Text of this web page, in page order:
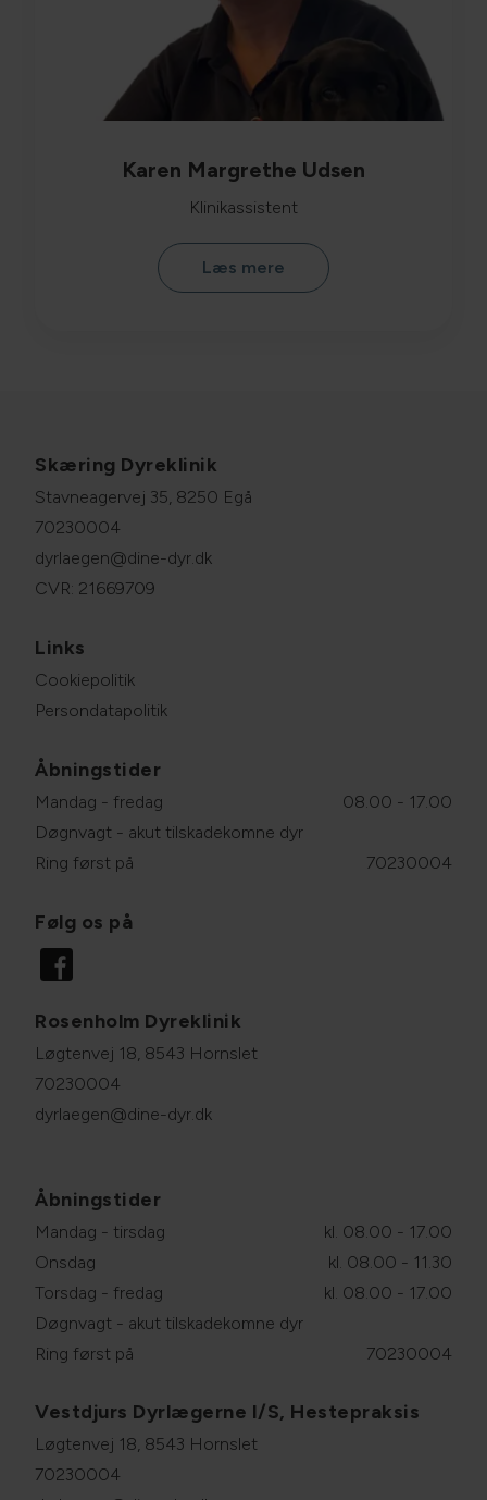
Karen Margrethe Udsen
Klinikassistent
Læs mere
Skæring Dyreklinik
Stavneagervej 35, 8250 Egå
70230004
dyrlaegen@dine-dyr.dk
CVR: 21669709
Links
Cookiepolitik
Persondatapolitik
Åbningstider
Mandag - fredag
08.00 - 17.00
Døgnvagt - akut tilskadekomne dyr
Ring først på
70230004
Følg os på
Rosenholm Dyreklinik
Løgtenvej 18, 8543 Hornslet
70230004
dyrlaegen@dine-dyr.dk
Åbningstider
Mandag - tirsdag
kl. 08.00 - 17.00
Onsdag
kl. 08.00 - 11.30
Torsdag - fredag
kl. 08.00 - 17.00
Døgnvagt - akut tilskadekomne dyr
Ring først på
70230004
Vestdjurs Dyrlægerne I/S, Hestepraksis
Løgtenvej 18, 8543 Hornslet
70230004